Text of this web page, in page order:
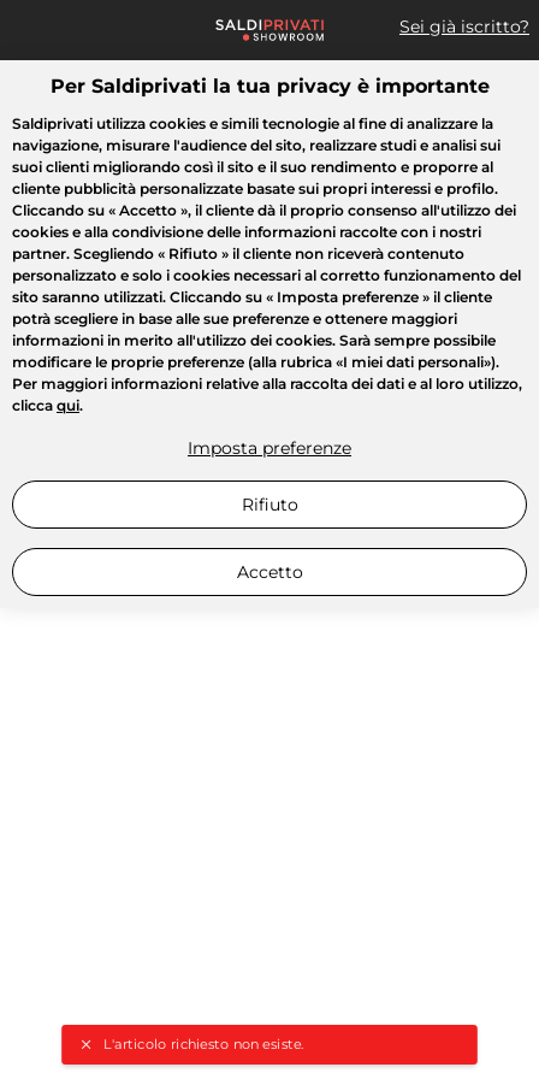
Sei già iscritto?
Cosa cerchi?
L'articolo richiesto non esiste.
Tutte le vendite Moda Casa Bellezza Elettrodomestici
Per Saldiprivati la tua privacy è importante
Saldiprivati utilizza cookies e simili tecnologie al fine di analizzare la
navigazione, misurare l'audience del sito, realizzare studi e analisi sui
suoi clienti migliorando così il sito e il suo rendimento e proporre al
cliente pubblicità personalizzate basate sui propri interessi e profilo.
Cliccando su « Accetto », il cliente dà il proprio consenso all'utilizzo dei
cookies e alla condivisione delle informazioni raccolte con i nostri
partner. Scegliendo « Rifiuto » il cliente non riceverà contenuto
personalizzato e solo i cookies necessari al corretto funzionamento del
sito saranno utilizzati. Cliccando su « Imposta preferenze » il cliente
potrà scegliere in base alle sue preferenze e ottenere maggiori
informazioni in merito all'utilizzo dei cookies. Sarà sempre possibile
modificare le proprie preferenze (alla rubrica «I miei dati personali»).
Per maggiori informazioni relative alla raccolta dei dati e al loro utilizzo,
clicca qui.
Imposta preferenze
Rifiuto
Accetto